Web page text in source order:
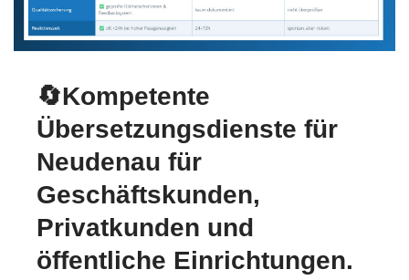
🔄Kompetente
Übersetzungsdienste für
Neudenau für
Geschäftskunden,
Privatkunden und
öffentliche Einrichtungen.